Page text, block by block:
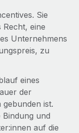
einer
mit
Sie
Recht, eine
Unternehmens
zu
eines
der
ist.
und
auf die